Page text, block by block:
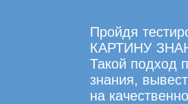
Пройдя
КАРТИНУ
Такой подход
знания,
на